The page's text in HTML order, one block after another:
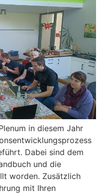
in diesem Jahr
Dabei sind dem
und die
worden. Zusätzlich
mit Ihren